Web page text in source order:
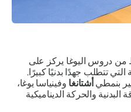
دروس اليوغا يركز على
تتطلب جهدًا بدنيًا كبيرًا.
بنمطي أشتانغاوفينياسا يوغا،
والحركة الديناميكية